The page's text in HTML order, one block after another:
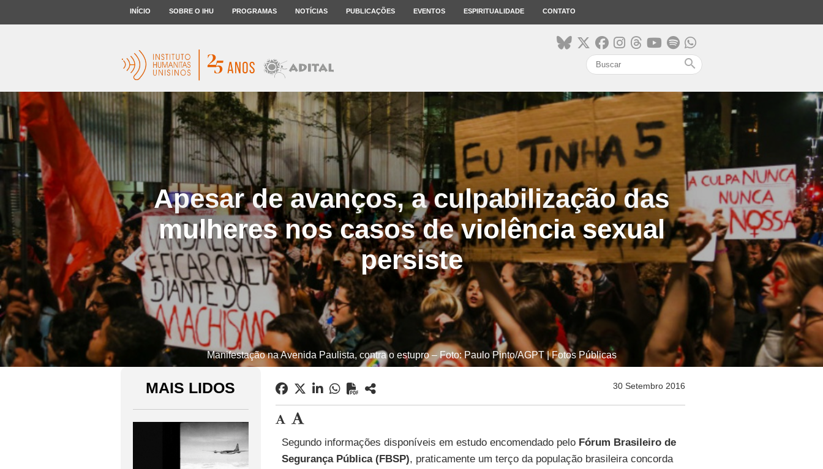
INÍCIO SOBRE O IHU PROGRAMAS NOTÍCIAS PUBLICAÇÕES EVENTOS ESPIRITUALIDADE CONTATO
search
Apesar de avanços, a culpabilização das
mulheres nos casos de violência sexual
persiste
Manifestação na Avenida Paulista, contra o estupro – Foto: Paulo Pinto/AGPT | Fotos Públicas
MAIS LIDOS 30 Setembro 2016
Segundo informações disponíveis em estudo encomendado pelo Fórum Brasileiro de
Segurança Pública (FBSP), praticamente um terço da população brasileira concorda